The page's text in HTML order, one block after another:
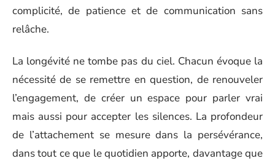
complicité, de patience et de communication sans
relâche.
La longévité ne tombe pas du ciel. Chacun évoque la
nécessité de se remettre en question, de renouveler
l’engagement, de créer un espace pour parler vrai
mais aussi pour accepter les silences. La profondeur
de l’attachement se mesure dans la persévérance,
dans tout ce que le quotidien apporte, davantage que